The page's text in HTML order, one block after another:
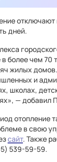
дней.
более чем 70
жилых
и
школах,
— добавил
отопление
в свою
сайт. Также
539-59-59.